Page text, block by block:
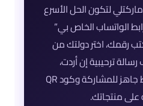
لتكون الحل الأسرع
الواتساب الخاص بي”
رقمك، اختر دولتك من
ترحيبية إن أردت،
وستحصل فوراً على رابط جاهز للمشاركة وكود QR
منتجاتك.